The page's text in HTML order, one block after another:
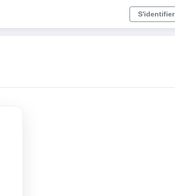
S'identifier